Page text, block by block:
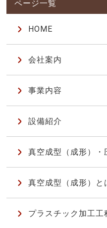
HOME
会社案内
事業内容
設備紹介
真空成型（成形）・
真空成型（成形）と
プラスチック加工工